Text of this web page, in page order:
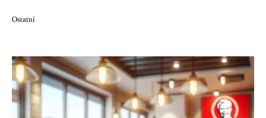
Ostatní